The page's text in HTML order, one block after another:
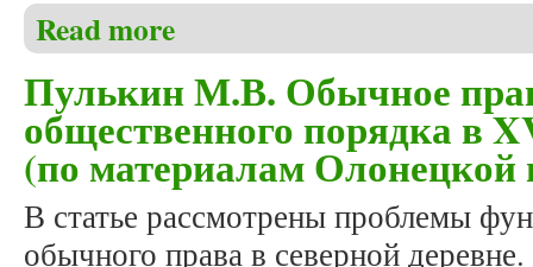
Read more
Пулькин М.В. Обычное
общественного порядка в
(по материалам Олонецкой
В статье рассмотрены проблемы
обычного права в северной